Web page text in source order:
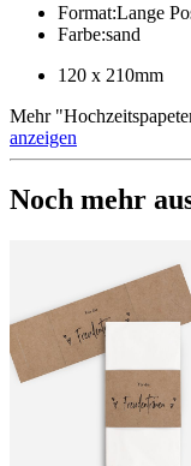
Format:Lange
Farbe:sand
120 x 210mm
Mehr"
anzeigen
Noch mehr